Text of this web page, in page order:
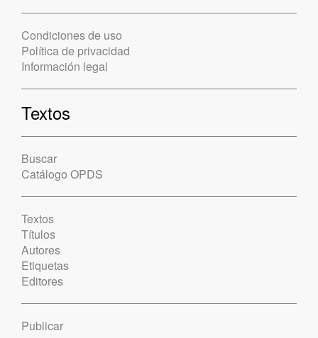
Condiciones de uso
Política de privacidad
Información legal
Textos
Buscar
Catálogo OPDS
Textos
Títulos
Autores
Etiquetas
Editores
Publicar